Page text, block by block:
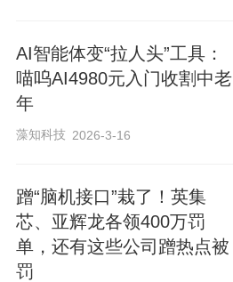
AI智能体变“拉人头”工具：
喵呜AI4980元入门收割中老
年
藻知科技 2026-3-16
蹭“脑机接口”栽了！英集
芯、亚辉龙各领400万罚
单，还有这些公司蹭热点被
罚